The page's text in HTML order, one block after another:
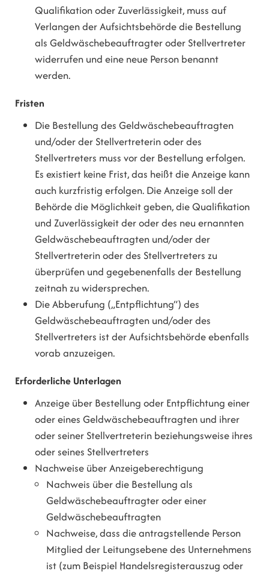
Qualifikation oder Zuverlässigkeit, muss auf
Verlangen der Aufsichtsbehörde die Bestellung
als Geldwäschebeauftragter oder Stellvertreter
widerrufen und eine neue Person benannt
werden.
Fristen
Die Bestellung des Geldwäschebeauftragten
und/oder der Stellvertreterin oder des
Stellvertreters muss vor der Bestellung erfolgen.
Es existiert keine Frist, das heißt die Anzeige kann
auch kurzfristig erfolgen. Die Anzeige soll der
Behörde die Möglichkeit geben, die Qualifikation
und Zuverlässigkeit der oder des neu ernannten
Geldwäschebeauftragten und/oder der
Stellvertreterin oder des Stellvertreters zu
überprüfen und gegebenenfalls der Bestellung
zeitnah zu widersprechen.
Die Abberufung („Entpflichtung“) des
Geldwäschebeauftragten und/oder des
Stellvertreters ist der Aufsichtsbehörde ebenfalls
vorab anzuzeigen.
Erforderliche Unterlagen
Anzeige über Bestellung oder Entpflichtung einer
oder eines Geldwäschebeauftragten und ihrer
oder seiner Stellvertreterin beziehungsweise ihres
oder seines Stellvertreters
Nachweise über Anzeigeberechtigung
Nachweis über die Bestellung als
Geldwäschebeauftragter oder einer
Geldwäschebeauftragten
Nachweise, dass die antragstellende Person
Mitglied der Leitungsebene des Unternehmens
ist (zum Beispiel Handelsregisterauszug oder